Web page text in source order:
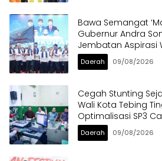
Bawa Semangat
Gubernur Andra
Jembatan Aspirasi
Daerah 09/08/2026
Cegah Stunting
Wali Kota Tebing
Optimalisasi SP3
Daerah 09/08/2026